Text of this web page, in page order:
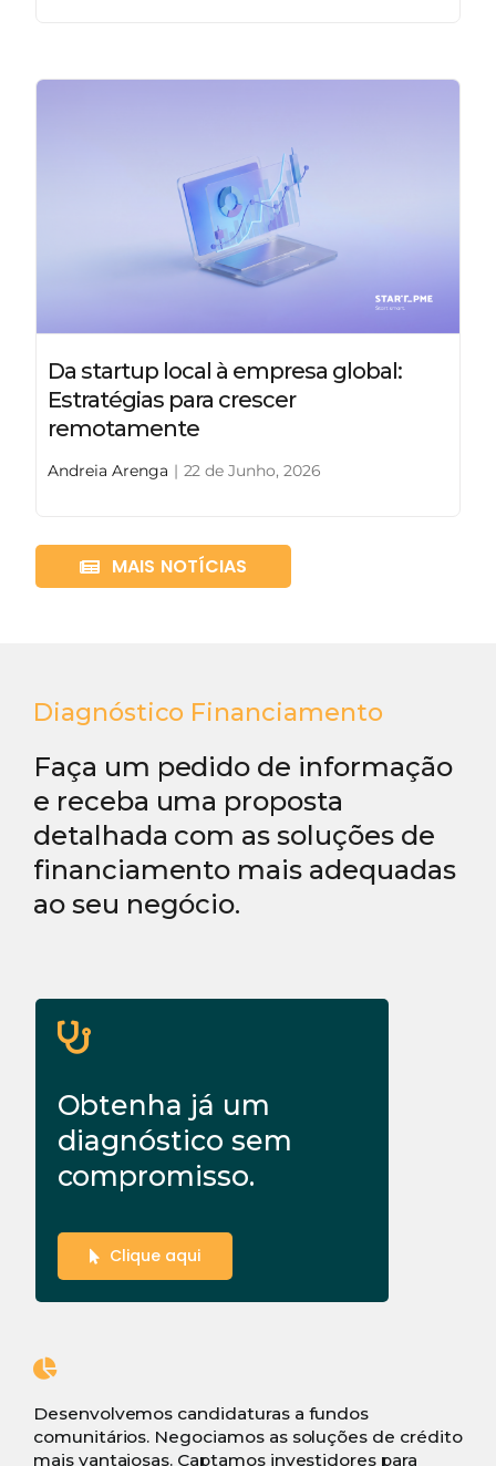
Da startup local à empresa global:
Estratégias para crescer
remotamente
Andreia Arenga | 22 de Junho, 2026
MAIS NOTÍCIAS
Diagnóstico Financiamento
Faça um pedido de informação
e receba uma proposta
detalhada com as soluções de
financiamento mais adequadas
ao seu negócio.
Obtenha já um
diagnóstico sem
compromisso.
Clique aqui
Desenvolvemos candidaturas a fundos
comunitários. Negociamos as soluções de crédito
mais vantajosas. Captamos investidores para